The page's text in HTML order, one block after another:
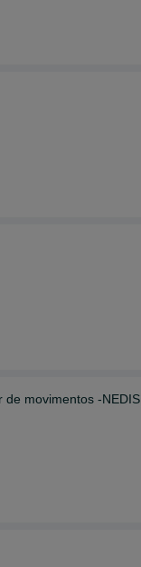
de movimentos -NEDIS